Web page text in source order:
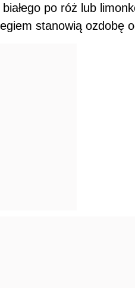
po róż lub
stanowią ozdobę